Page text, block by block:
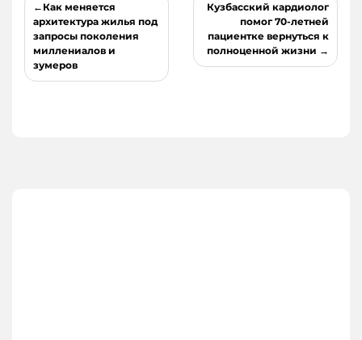
по
записям
Как меняется
архитектура жилья под
запросы поколения
миллениалов и
зумеров
Кузбасский кардиолог
помог 70-летней
пациентке вернуться к
полноценной жизни